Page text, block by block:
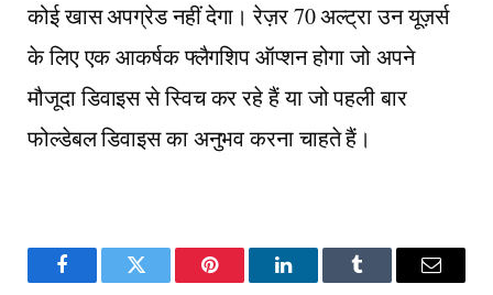
कोई खास अपग्रेड नहीं देगा। रेज़र 70 अल्ट्रा उन यूज़र्स
के लिए एक आकर्षक फ्लैगशिप ऑप्शन होगा जो अपने
मौजूदा डिवाइस से स्विच कर रहे हैं या जो पहली बार
फोल्डेबल डिवाइस का अनुभव करना चाहते हैं।
FacebookTwitter Pinterest LinkedInTumblr Email